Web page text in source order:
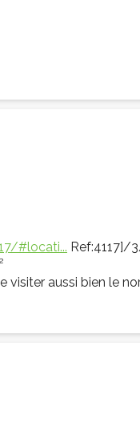
#locati... Ref:4117]/
visiter aussi bien le